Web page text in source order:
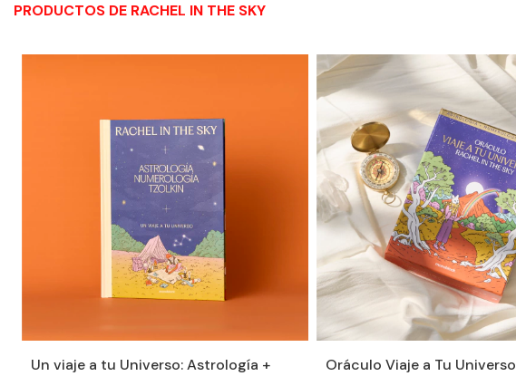
PRODUCTOS DE RACHEL IN THE SKY
Un viaje a tu Universo: Astrología +
Oráculo Viaje a Tu Universo